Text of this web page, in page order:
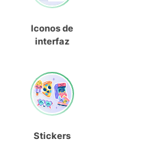
Iconos de
interfaz
Stickers